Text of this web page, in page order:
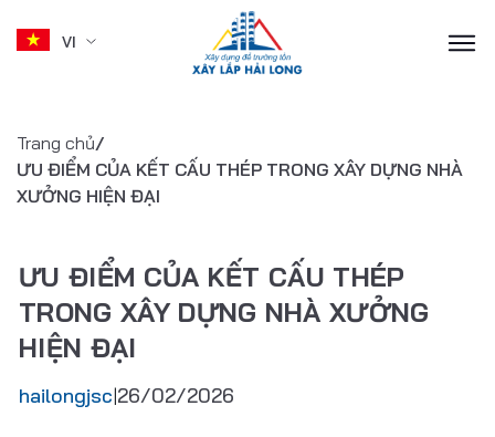
content
VI
Trang chủ/
ƯU ĐIỂM CỦA KẾT CẤU THÉP TRONG XÂY DỰNG NHÀ
XƯỞNG HIỆN ĐẠI
ƯU ĐIỂM CỦA KẾT CẤU THÉP
TRONG XÂY DỰNG NHÀ XƯỞNG
HIỆN ĐẠI
hailongjsc 26/02/2026